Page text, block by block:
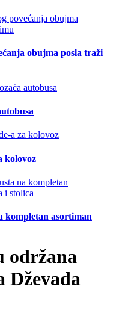
obujma posla traži
kolovoz
kompletan asortiman
održana
Dževada